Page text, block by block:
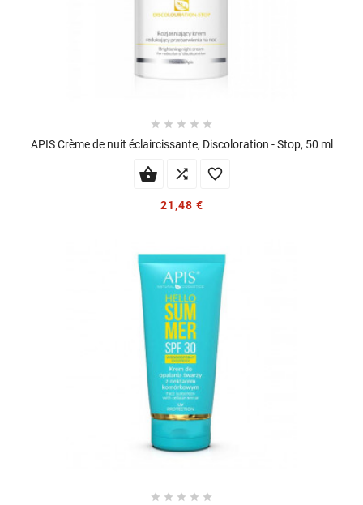
    
APIS Crème de nuit éclaircissante, Discoloration - Stop, 50 ml
 
21,48 €
    